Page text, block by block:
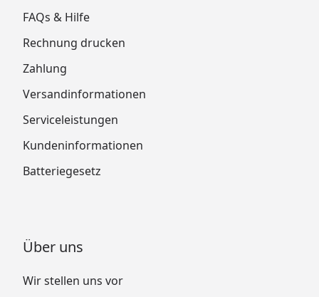
FAQs & Hilfe
Rechnung drucken
Zahlung
Versandinformationen
Serviceleistungen
Kundeninformationen
Batteriegesetz
Über uns
Wir stellen uns vor